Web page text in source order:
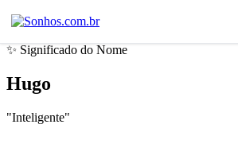
✨ Significado do Nome
Hugo
"Inteligente"